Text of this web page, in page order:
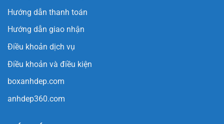
Hướng dẫn thanh toán
Hướng dẫn giao nhận
Điều khoản dịch vụ
Điều khoản và điều kiện
boxanhdep.com
anhdep360.com